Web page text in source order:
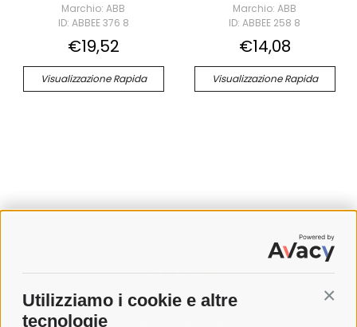
Utilizziamo i cookie e altre
tecnologie
Marchio: ABB
ID: ABBEE 376 8
€19,52
Visualizzazione Rapida
Marchio: ABB
ID: ABBEE 258 8
€14,08
Visualizzazione Rapida
SPEDIZIONI
COSTI DI SPEDIZIONE